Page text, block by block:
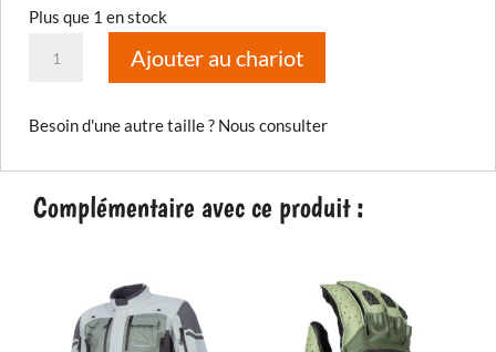
Plus que 1 en stock
Badlands
Pro
2026
Ajouter au chariot
Besoin d'une autre taille ? Nous consulter
Complémentaire avec ce produit :